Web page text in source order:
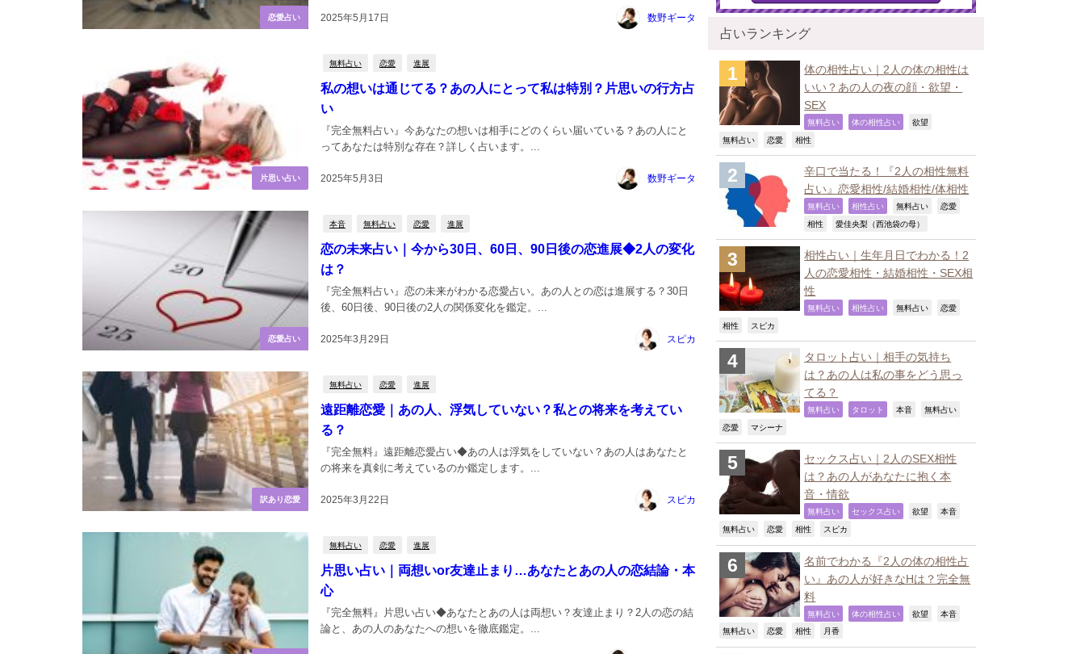
恋愛占い 2025年5月17日 数野ギータ
片思い占い
無料占い 恋愛 進展
私の想いは通じてる？あの人にとって私は特別？片思いの行方占
い
2025年5月3日
『完全無料占い』今あなたの想いは相手にどのくらい届いている？あの人にと
ってあなたは特別な存在？詳しく占います。...
数野ギータ
恋愛占い
本音 無料占い 恋愛 進展
恋の未来占い｜今から30日、60日、90日後の恋進展◆2人の変化
は？
2025年3月29日
『完全無料占い』恋の未来がわかる恋愛占い。あの人との恋は進展する？30日
後、60日後、90日後の2人の関係変化を鑑定。...
スピカ
訳あり恋愛
無料占い 恋愛 進展
遠距離恋愛｜あの人、浮気していない？私との将来を考えてい
る？
2025年3月22日
『完全無料』遠距離恋愛占い◆あの人は浮気をしていない？あの人はあなたと
の将来を真剣に考えているのか鑑定します。...
スピカ
無料占い 恋愛 進展
片思い占い｜両想いor友達止まり…あなたとあの人の恋結論・本
心
『完全無料』片思い占い◆あなたとあの人は両想い？友達止まり？2人の恋の結
論と、あの人のあなたへの想いを徹底鑑定。...
占いランキング
体の相性占い｜2人の体の相性は
いい？あの人の夜の顔・欲望・
SEX
無料占い 体の相性占い 欲望
無料占い 恋愛 相性
辛口で当たる！『2人の相性無料
占い』恋愛相性/結婚相性/体相性
無料占い 相性占い 無料占い 恋愛
相性 愛佳央梨（西池袋の母）
相性占い｜生年月日でわかる！2
人の恋愛相性・結婚相性・SEX相
性
無料占い 相性占い 無料占い 恋愛
相性 スピカ
タロット占い｜相手の気持ち
は？あの人は私の事をどう思っ
てる？
無料占い タロット 本音 無料占い
恋愛 マシーナ
セックス占い｜2人のSEX相性
は？あの人があなたに抱く本
音・情欲
無料占い セックス占い 欲望 本音
無料占い 恋愛 相性 スピカ
名前でわかる『2人の体の相性占
い』あの人が好きなHは？完全無
料
無料占い 体の相性占い 欲望 本音
無料占い 恋愛 相性 月香